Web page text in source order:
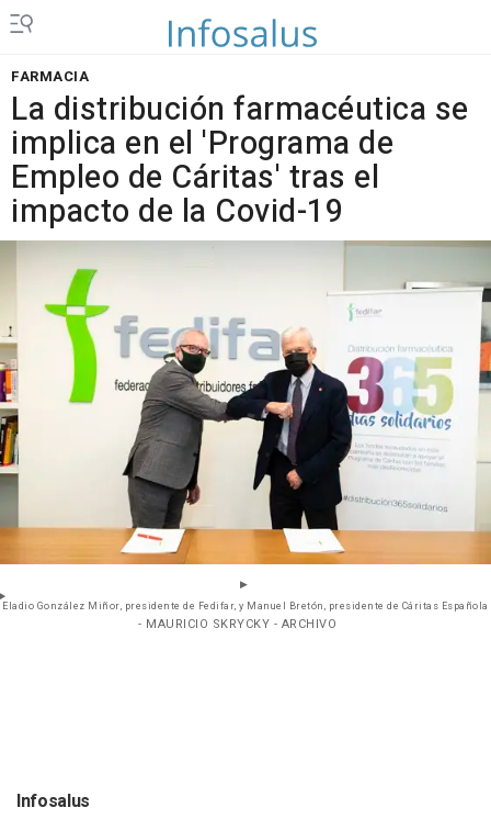
FARMACIA
La distribución farmacéutica se
implica en el 'Programa de
Empleo de Cáritas' tras el
impacto de la Covid-19
Eladio González Miñor, presidente de Fedifar, y Manuel Bretón, presidente de Cáritas Española
- MAURICIO SKRYCKY - ARCHIVO
Infosalus